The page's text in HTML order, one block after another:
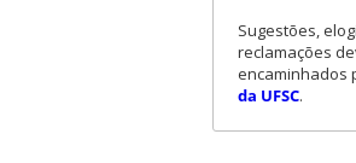
Sugestões,
reclamações
encaminhados
da UFSC.